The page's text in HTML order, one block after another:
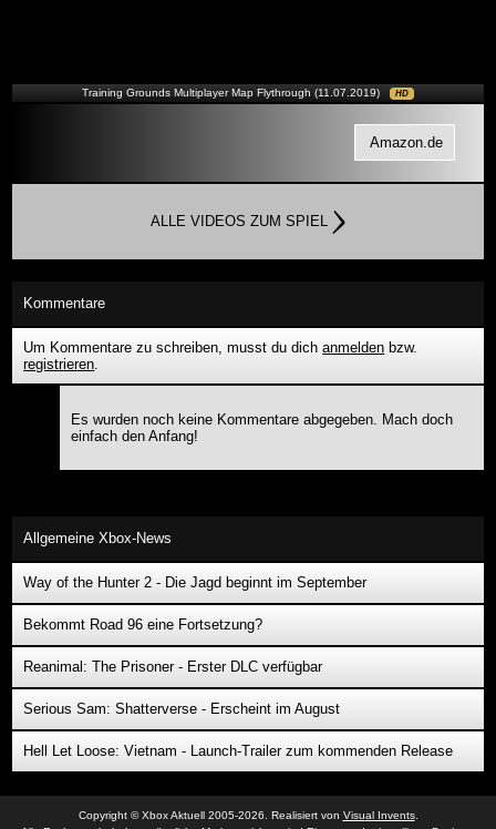
Training Grounds Multiplayer Map Flythrough (11.07.2019) HD
Amazon.de
ALLE VIDEOS ZUM SPIEL
Kommentare
Um Kommentare zu schreiben, musst du dichanmelden bzw.
registrieren.
Es wurden noch keine Kommentare abgegeben. Mach doch
einfach den Anfang!
Allgemeine Xbox-News
Way of the Hunter 2 - Die Jagd beginnt im September
Bekommt Road 96 eine Fortsetzung?
Reanimal: The Prisoner - Erster DLC verfügbar
Serious Sam: Shatterverse - Erscheint im August
Hell Let Loose: Vietnam - Launch-Trailer zum kommenden Release
Copyright © Xbox Aktuell 2005-2026. Realisiert von Visual Invents.